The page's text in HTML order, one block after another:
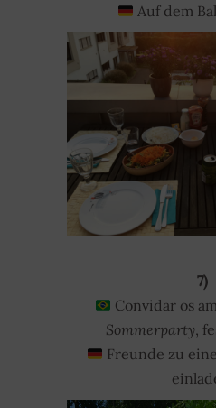
Auf dem
7)
Convidar os
Sommerparty,
Freunde zu